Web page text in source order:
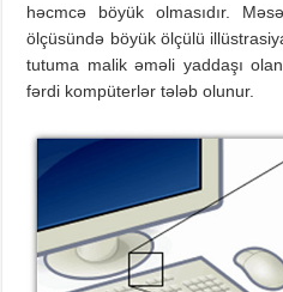
həcmcə böyük olmasıdır.
ölçüsündə böyük ölçülü
tutuma malik əməli yaddaşı olan
fərdi kompüterlər tələb olunur.